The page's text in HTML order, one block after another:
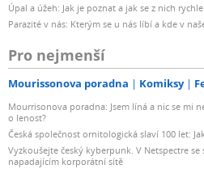
Úpal a úžeh: Jak je poznat a jak se z nich
Parazité v nás: Kterým se u nás líbí a kde v
Pro nejmenší
Mourissonova poradna Komiksy
Mourrisonova poradna: Jsem líná a nic se mi
o lenost?
Česká společnost ornitologická slaví 100 let:
Vyzkoušejte český kyberpunk. V Netspectre
napadajícím korporátní sítě